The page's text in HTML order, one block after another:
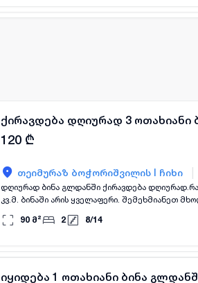
ქირავდება დღიურად 3 ოთახიანი
120 ₾
თეიმურაზ ბოჭორიშვილის I ჩიხი
დღიურად ბინა გლდანში ქირავდება დღიურად.რამდენიმე დღით ან 1/2 რამდენიმე დღის განმავლობაში. 3 ოთახიანი 90
კვ.მ. ბინაში არის ყველაფერი. შემეხმიანეთ
ცხოველები. არა წვეულებისთბის!!
90 მ² 2 8/14
იყიდება 1 ოთახიანი ბინა